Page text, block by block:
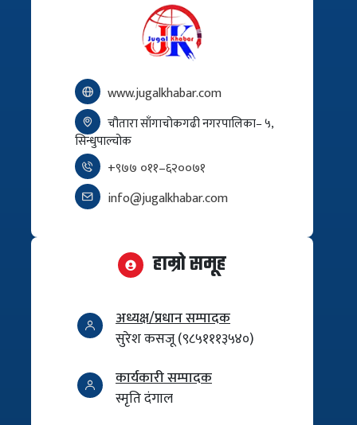
www.jugalkhabar.com
चौतारा साँगाचोकगढी नगरपालिका– ५,
सिन्धुपाल्चोक
+९७७ ०११–६२००७१
info@jugalkhabar.com
हाम्रो समूह
अध्यक्ष/प्रधान सम्पादक
सुरेश कसजू (९८५१११३५४०)
कार्यकारी सम्पादक
स्मृति दंगाल